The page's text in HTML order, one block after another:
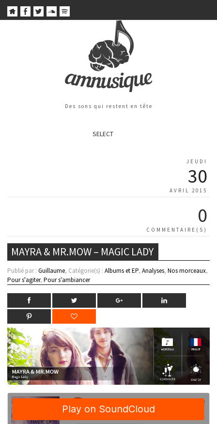
Des sons qui restent en tête
SELECT
JEUDI
30
AVRIL 2015
0
COMMENTAIRE(S)
MAYRA & MR.MOW – MAGIC LADY
Publié par : Guillaume, Catégorie(s) : Albums et EP, Analyses, Nos morceaux,
Pour s'agiter, Pour s'ambiancer